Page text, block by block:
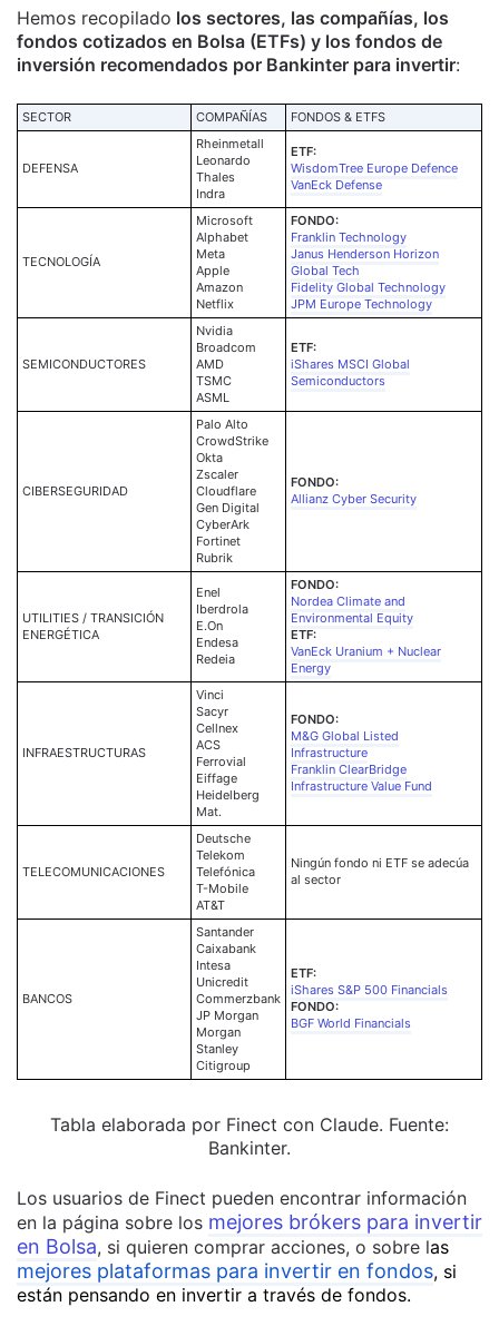
Hemos recopilado los sectores, las compañías, los
fondos cotizados en Bolsa (ETFs) y los fondos de
inversión recomendados por Bankinter para invertir:
SECTOR COMPAÑÍAS FONDOS & ETFS
DEFENSA
Rheinmetall
Leonardo
Thales
Indra
ETF:
WisdomTree Europe Defence
VanEck Defense
TECNOLOGÍA
Microsoft
Alphabet
Meta
Apple
Amazon
Netflix
FONDO:
Franklin Technology
Janus Henderson Horizon
Global Tech
Fidelity Global Technology
JPM Europe Technology
SEMICONDUCTORES
Nvidia
Broadcom
AMD
TSMC
ASML
ETF:
iShares MSCI Global
Semiconductors
CIBERSEGURIDAD
Palo Alto
CrowdStrike
Okta
Zscaler
Cloudflare
Gen Digital
CyberArk
Fortinet
Rubrik
FONDO:
Allianz Cyber Security
UTILITIES / TRANSICIÓN
ENERGÉTICA
Enel
Iberdrola
E.On
Endesa
Redeia
FONDO:
Nordea Climate and
Environmental Equity
ETF:
VanEck Uranium + Nuclear
Energy
INFRAESTRUCTURAS
Vinci
Sacyr
Cellnex
ACS
Ferrovial
Eiffage
Heidelberg
Mat.
FONDO:
M&G Global Listed
Infrastructure
Franklin ClearBridge
Infrastructure Value Fund
TELECOMUNICACIONES
Deutsche
Telekom
Telefónica
T-Mobile
AT&T
Ningún fondo ni ETF se adecúa
al sector
BANCOS
Santander
Caixabank
Intesa
Unicredit
Commerzbank
JP Morgan
Morgan
Stanley
Citigroup
ETF:
iShares S&P 500 Financials
FONDO:
BGF World Financials
Tabla elaborada por Finect con Claude. Fuente:
Bankinter.
Los usuarios de Finect pueden encontrar información
en la página sobre los mejores brókers para invertir
en Bolsa, si quieren comprar acciones, o sobre las
mejores plataformas para invertir en fondos, si
están pensando en invertir a través de fondos.